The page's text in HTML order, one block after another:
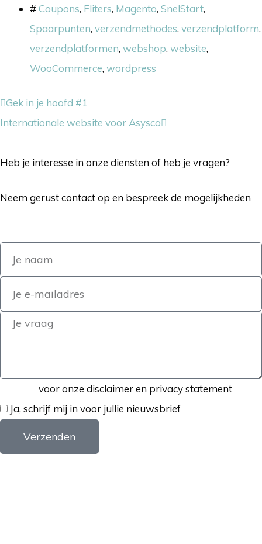
# Coupons, Fliters, Magento, SnelStart,
Spaarpunten, verzendmethodes, verzendplatform,
verzendplatformen, webshop, website,
WooCommerce, wordpress
Gek in je hoofd #1
Internationale website voor Asysco
Heb je interesse in onze diensten of heb je vragen?
Neem gerust contact op en bespreek de mogelijkheden
voor onze disclaimer en privacy statement
Ja, schrijf mij in voor jullie nieuwsbrief
Verzenden